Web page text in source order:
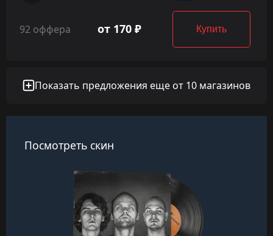
92 оффера от 170 ₽ Купить
Показать предложения еще от 10 магазинов
Посмотреть скин